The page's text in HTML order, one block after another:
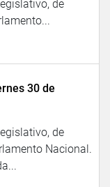
de
30 de
de
Nacional.